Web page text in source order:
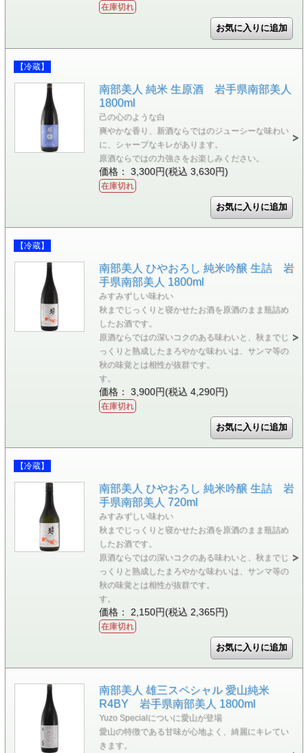
在庫切れ
【冷蔵】
南部美人 純米 生原酒 岩手県南部美人
1800ml
己の心のような白
爽やかな香り、新酒ならではのジューシーな味わい
に、シャープなキレがあります。
原酒ならではの力強さをお楽しみください。
価格： 3,300円(税込 3,630円)
在庫切れ
【冷蔵】
南部美人 ひやおろし 純米吟醸 生詰 岩
手県南部美人 1800ml
みすみずしい味わい
秋までじっくりと寝かせたお酒を原酒のまま瓶詰め
したお酒です。
原酒ならではの深いコクのある味わいと、秋までじ
っくりと熟成したまろやかな味わいは、サンマ等の
秋の味覚とは相性が抜群です。
す。
価格： 3,900円(税込 4,290円)
在庫切れ
【冷蔵】
南部美人 ひやおろし 純米吟醸 生詰 岩
手県南部美人 720ml
みすみずしい味わい
秋までじっくりと寝かせたお酒を原酒のまま瓶詰め
したお酒です。
原酒ならではの深いコクのある味わいと、秋までじ
っくりと熟成したまろやかな味わいは、サンマ等の
秋の味覚とは相性が抜群です。
す。
価格： 2,150円(税込 2,365円)
在庫切れ
南部美人 雄三スペシャル 愛山純米
R4BY 岩手県南部美人 1800ml
Yuzo Specialについに愛山が登場
愛山の特徴である甘味が心地よく、綺麗にキレてい
きます。